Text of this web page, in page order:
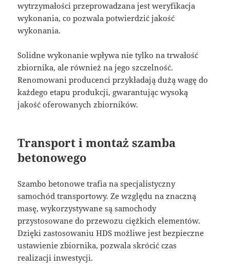
wytrzymałości przeprowadzana jest weryfikacja
wykonania, co pozwala potwierdzić jakość
wykonania.
Solidne wykonanie wpływa nie tylko na trwałość
zbiornika, ale również na jego szczelność.
Renomowani producenci przykładają dużą wagę do
każdego etapu produkcji, gwarantując wysoką
jakość oferowanych zbiorników.
Transport i montaż szamba
betonowego
Szambo betonowe trafia na specjalistyczny
samochód transportowy. Ze względu na znaczną
masę, wykorzystywane są samochody
przystosowane do przewozu ciężkich elementów.
Dzięki zastosowaniu HDS możliwe jest bezpieczne
ustawienie zbiornika, pozwala skrócić czas
realizacji inwestycji.